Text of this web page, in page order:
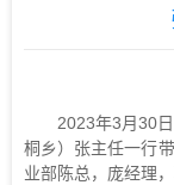
2023年3月30
桐乡）张主任一行
业部陈总，庞经理